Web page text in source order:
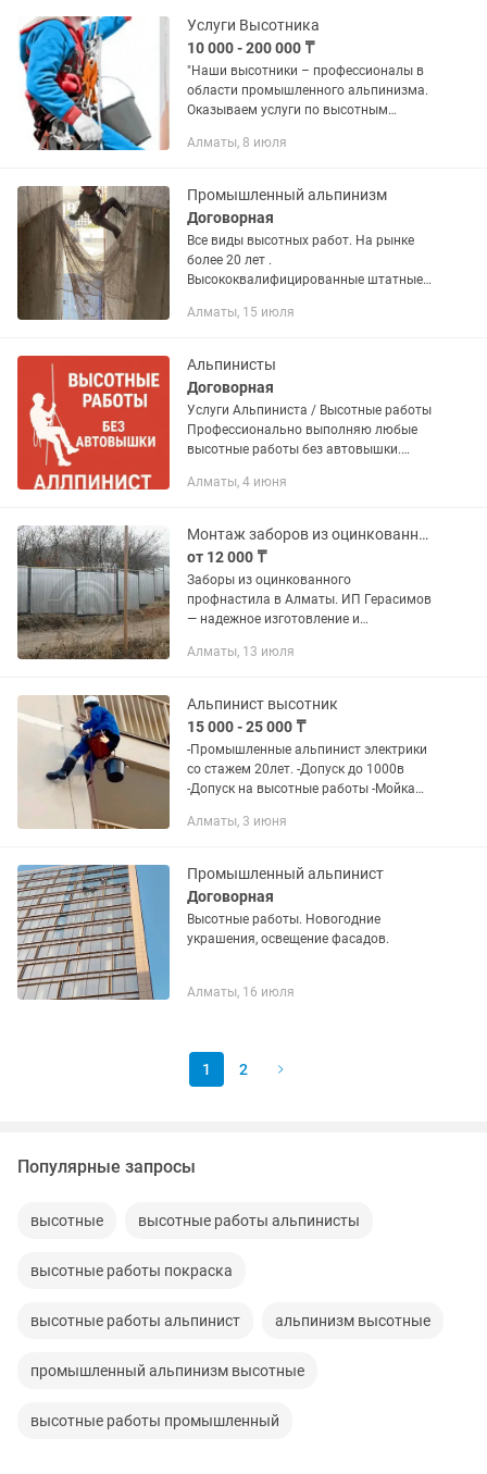
Услуги Высотника
10 000 - 200 000 ₸
"Наши высотники – профессионалы в
области промышленного альпинизма.
Оказываем услуги по высотным
конструкций, очистке фасадов,
высоте....
Алматы, 8 июля
Промышленный альпинизм
Договорная
Все виды высотных работ. На рынке
более 20 лет .
Высококвалифицированные штатные
Индивидуальный подход. Гибкая
Алматы, 15 июля
Альпинисты
Договорная
Услуги Альпиниста / Высотные работы
Профессионально выполняю любые
высотные работы без автовышки.
Покраска фасадов • Установка
Алматы, 4 июня
Монтаж заборов из оцинкованного профнастила
от 12 000 ₸
Заборы из оцинкованного
профнастила в Алматы. ИП Герасимов
— надежное изготовление и
Устанавливаем прочные и аккуратные
профнастила толщиной 0,45 мм...
Алматы, 13 июля
Альпинист высотник
15 000 - 25 000 ₸
-Промышленные альпинист электрики
со стажем 20лет. -Допуск до 1000в
-Допуск на высотные работы -Мойка
кондиционеров наружного блока.
Алматы, 3 июня
Промышленный альпинист
Договорная
Высотные работы. Новогодние
украшения, освещение фасадов.
Алматы, 16 июля
1 2
Популярные запросы
высотные высотные работы альпинисты
высотные работы покраска
высотные работы альпинист альпинизм высотные
промышленный альпинизм высотные
высотные работы промышленный